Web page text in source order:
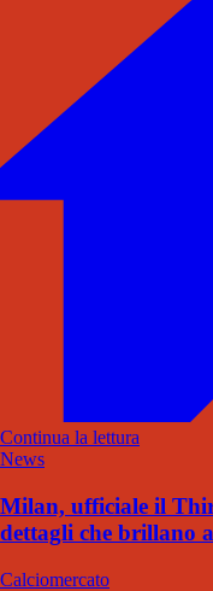
Continua la lettura
News
Milan, ufficiale il
dettagli che brillano
Calciomercato